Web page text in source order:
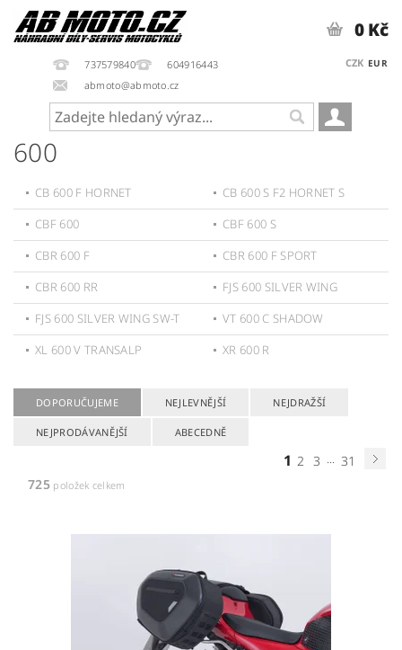
737579840
604916443
abmoto@abmoto.cz
CZK EUR
0 Kč
600
CB 600 F HORNET
CB 600 S F2 HORNET S
CBF 600
CBF 600 S
CBR 600 F
CBR 600 F SPORT
CBR 600 RR
FJS 600 SILVER WING
FJS 600 SILVER WING SW-T
VT 600 C SHADOW
XL 600 V TRANSALP
XR 600 R
DOPORUČUJEME NEJLEVNĚJŠÍ NEJDRAŽŠÍ
NEJPRODÁVANĚJŠÍ ABECEDNĚ
1 2 3 ... 31
725položek celkem